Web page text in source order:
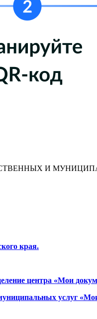
И
края.
центра «Мои
услуг